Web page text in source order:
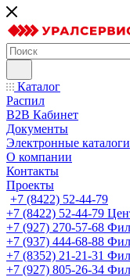
Каталог
Распил
B2B Кабинет
Документы
Электронные каталоги
О компании
Контакты
Проекты
+7 (8422) 52-44-79
+7 (8422) 52-44-79
+7 (927) 270-57-68
+7 (937) 444-68-88
+7 (8352) 21-21-31
+7 (927) 805-26-34